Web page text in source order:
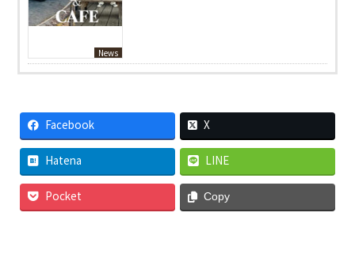
News
Facebook X
Hatena LINE
Pocket Copy